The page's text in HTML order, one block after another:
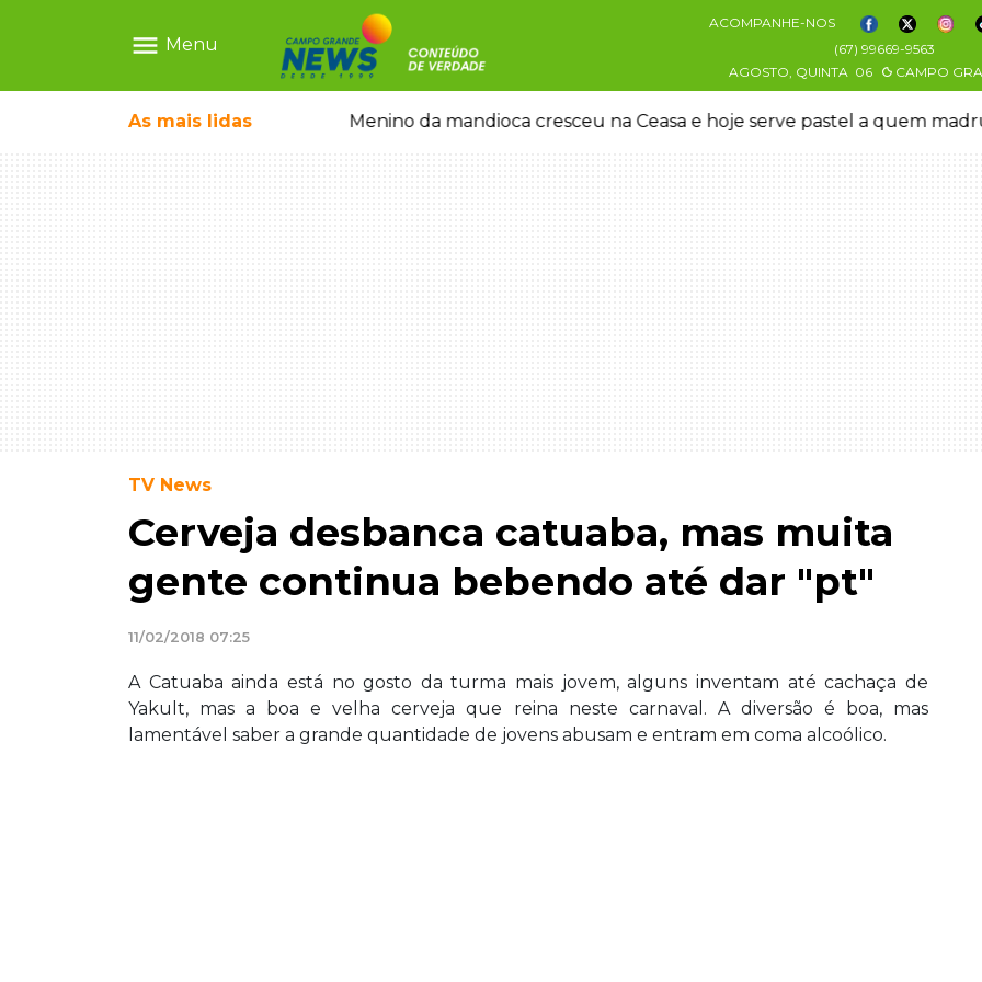
menu Menu
ACOMPANHE-NOS
(67) 99669-9563
AGOSTO, QUINTA 06 CAMPO
As mais lidas
crianças brasileiras Menino da mandioca cresceu na Ceasa e hoje serve pastel a quem
TV News
Cerveja desbanca catuaba, mas muita
gente continua bebendo até dar "pt"
11/02/2018 07:25
A Catuaba ainda está no gosto da turma mais jovem, alguns inventam até cachaça de
Yakult, mas a boa e velha cerveja que reina neste carnaval. A diversão é boa, mas
lamentável saber a grande quantidade de jovens abusam e entram em coma alcoólico.